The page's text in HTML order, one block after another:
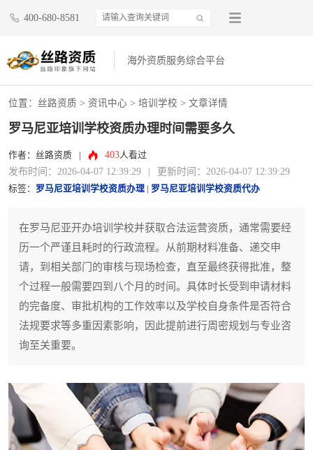
400-680-8581
海外资质服务综合平台
位置： 丝路资质 > 资讯中心 > 培训学校 > 文章详情
罗马尼亚培训学校资质办理时间需要多久
作者：丝路资质 403人看过
发布时间：2026-04-07 12:39:29 更新时间：2026-04-07 12:39:29
标签： 罗马尼亚培训学校资质办理 罗马尼亚培训学校资质代办
在罗马尼亚开办培训学校并获取合法运营资质，通常需要经
历一个严谨且耗时的行政流程。从前期材料准备、递交申
请，到相关部门的审核与现场检查，直至最终获得批准，整
个过程一般需要四到八个月的时间。具体时长受到申请材料
的完备度、审批机构的工作效率以及学校自身条件是否符合
法规要求等多重因素影响，因此提前进行周密规划与专业咨
询至关重要。